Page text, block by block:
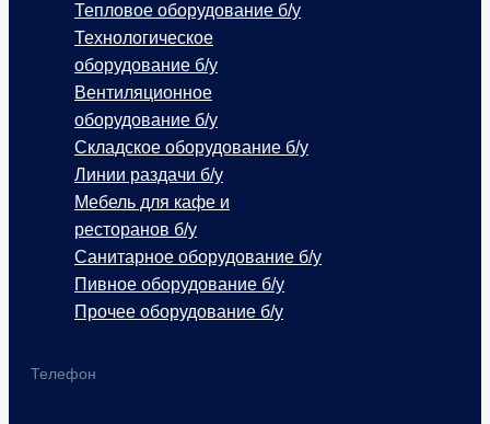
Телефон
Тепловое оборудование б/у
Технологическое
оборудование б/у
Вентиляционное
оборудование б/у
Складское оборудование б/у
Линии раздачи б/у
Мебель для кафе и
ресторанов б/у
Санитарное оборудование б/у
Пивное оборудование б/у
Прочее оборудование б/у